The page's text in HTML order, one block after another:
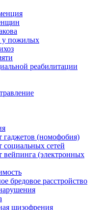
у пожилых
реабилитации
гаджетов (номофобия)
социальных сетей
вейпинга (электронных
бредовое расстройство
шизофрения